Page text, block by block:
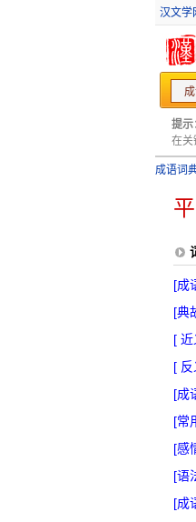
汉文学
提示
在关
成语词
[成
[典
[ 近
[ 反
[成
[常
[感
[语
[成